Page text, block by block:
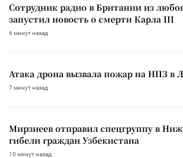
Сотрудник радио в Британии из
запустил новость о смерти Карла III
6 минут назад
Атака дрона вызвала пожар на НПЗ в
7 минут назад
Мирзиеев отправил спецгруппу в
гибели граждан Узбекистана
10 минут назад